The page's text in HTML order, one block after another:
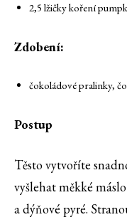
2,5 lžičky koření
Zdobení:
čokoládové pralinky,
Postup
Těsto vytvoříte
vyšlehat měkké
a dýňové pyré.